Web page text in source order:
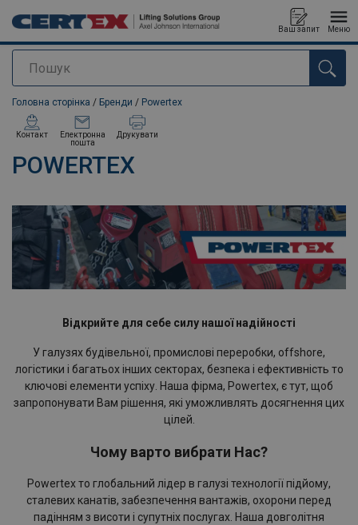
Пошук
Ваш запит Меню
added to your quote
Головна сторінка / Бренди / Powertex
POWERTEX
Контакт
Електронна
пошта
Друкувати
Відкрийте для себе силу нашої надійності
У галузях будівельної, промислові переробки, offshore,
логістики і багатьох інших секторах, безпека і ефективність то
ключові елементи успіху. Наша фірма, Powertex, є тут, щоб
запропонувати Вам рішення, які уможливлять досягнення цих
цілей.
Чому варто вибрати Нас?
Powertex то глобальний лідер в галузі технології підйому,
сталевих канатів, забезпечення вантажів, охорони перед
падінням з висоти і супутніх послугах. Наша довголітня